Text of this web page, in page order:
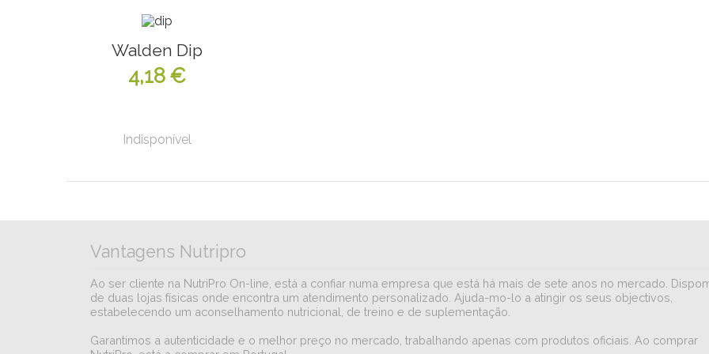
Walden Dip
4,18 €
Indisponível
Vantagens Nutripro
Ao ser cliente na NutriPro On-line, está a confiar numa empresa que está há mais de sete anos no mercado.
de duas lojas físicas onde encontra um atendimento personalizado. Ajuda-mo-lo a atingir os seus objectivos,
estabelecendo um aconselhamento nutricional, de treino e de suplementação.
Garantimos a autenticidade e o melhor preço no mercado, trabalhando apenas com produtos oficiais. Ao comprar